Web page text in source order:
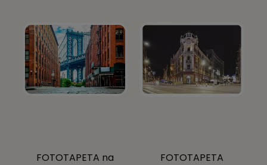
FOTOTAPETA na
FOTOTAPETA